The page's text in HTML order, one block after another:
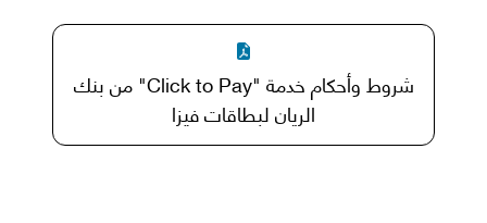
شروط وأحكام خدمة "Click to Pay" من بنك
الريان لبطاقات فيزا